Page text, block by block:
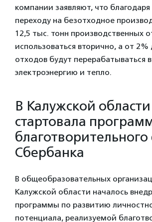
компании заявляют, что
переходу на безотходное
12,5 тыс. тонн производственных
использоваться вторично, а от 2%
отходов будут перерабатываться в
электроэнергию и тепло.
В Калужской области
стартовала
Сбербанка
В общеобразовательных
Калужской области началось
программы по развитию
потенциала, реализуемой